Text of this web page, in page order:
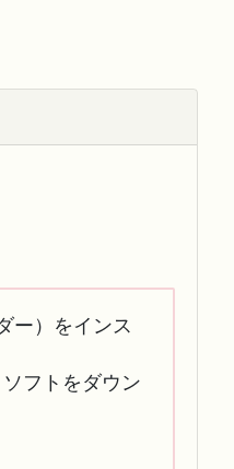
ー）をインス
フトをダウン